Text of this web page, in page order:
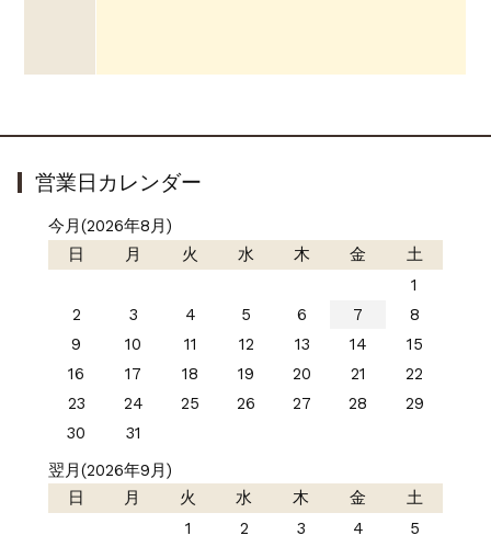
営業日カレンダー
今月(2026年8月)
日
月 火 水 木 金
土
1
2
3 4 5 6 7
8
9
10 11 12 13 14
15
16
17 18 19 20 21
22
23
24 25 26 27 28
29
30
31
翌月(2026年9月)
日
月 火 水 木 金
土
1
2 3 4
5